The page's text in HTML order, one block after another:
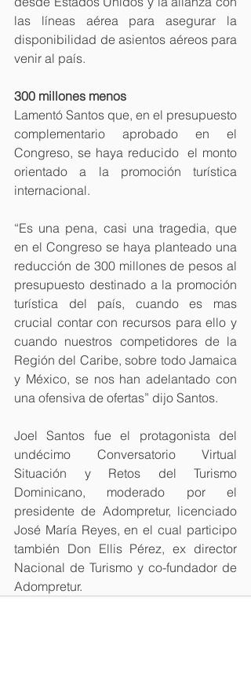
las líneas aérea para asegurar la
disponibilidad de asientos aéreos para
venir al país.
300 millones menos
Lamentó Santos que, en el presupuesto
complementario aprobado en el
Congreso, se haya reducido  el monto
orientado a la promoción turística
internacional.
“Es una pena, casi una tragedia, que
en el Congreso se haya planteado una
reducción de 300 millones de pesos al
presupuesto destinado a la promoción
turística del país, cuando es mas
crucial contar con recursos para ello y
cuando nuestros competidores de la
Región del Caribe, sobre todo Jamaica
y México, se nos han adelantado con
una ofensiva de ofertas” dijo Santos.
Joel Santos fue el protagonista del
undécimo Conversatorio Virtual
Situación y Retos del Turismo
Dominicano, moderado por el
presidente de Adompretur, licenciado
José María Reyes, en el cual participo
también Don Ellis Pérez, ex director
Nacional de Turismo y co-fundador de
Adompretur.